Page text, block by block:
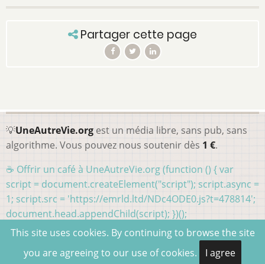
Partager cette page
💡UneAutreVie.org est un média libre, sans pub, sans
algorithme. Vous pouvez nous soutenir dès 1 €.
☕ Offrir un café à UneAutreVie.org (function () { var
script = document.createElement("script"); script.async =
1; script.src = 'https://emrld.ltd/NDc4ODE0.js?t=478814';
document.head.appendChild(script); })();
This site uses cookies. By continuing to browse the site
you are agreeing to our use of cookies.
I agree